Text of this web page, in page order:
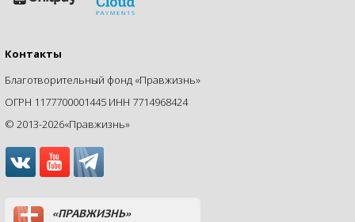
Контакты
Благотворительный фонд «Правжизнь»
ОГРН 1177700001445 ИНН 7714968424
© 2013-2026«Правжизнь»
«ПРАВЖИЗНЬ»